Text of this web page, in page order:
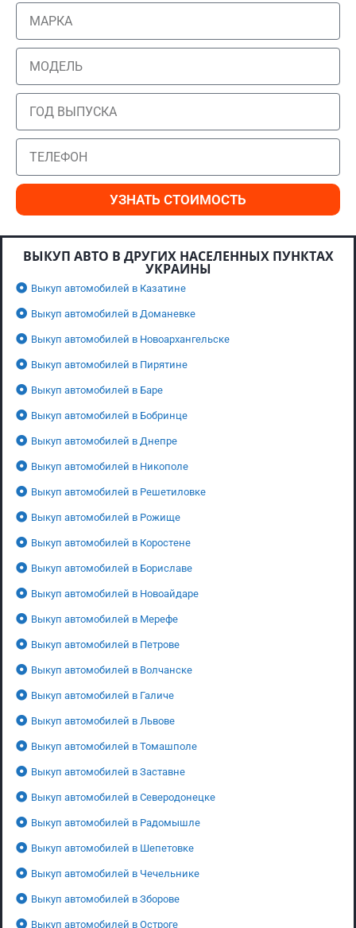
УЗНАТЬ СТОИМОСТЬ
ВЫКУП АВТО В ДРУГИХ НАСЕЛЕННЫХ ПУНКТАХ
УКРАИНЫ
Выкуп автомобилей в Казатине
Выкуп автомобилей в Доманевке
Выкуп автомобилей в Новоархангельске
Выкуп автомобилей в Пирятине
Выкуп автомобилей в Баре
Выкуп автомобилей в Бобринце
Выкуп автомобилей в Днепре
Выкуп автомобилей в Никополе
Выкуп автомобилей в Решетиловке
Выкуп автомобилей в Рожище
Выкуп автомобилей в Коростене
Выкуп автомобилей в Бориславе
Выкуп автомобилей в Новоайдаре
Выкуп автомобилей в Мерефе
Выкуп автомобилей в Петрове
Выкуп автомобилей в Волчанске
Выкуп автомобилей в Галиче
Выкуп автомобилей в Львове
Выкуп автомобилей в Томашполе
Выкуп автомобилей в Заставне
Выкуп автомобилей в Северодонецке
Выкуп автомобилей в Радомышле
Выкуп автомобилей в Шепетовке
Выкуп автомобилей в Чечельнике
Выкуп автомобилей в Зборове
Выкуп автомобилей в Остроге